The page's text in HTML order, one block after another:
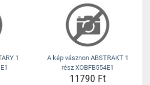
1
A kép vásznon ABSTRAKT 1
rész XOBFB554E1
11790 Ft